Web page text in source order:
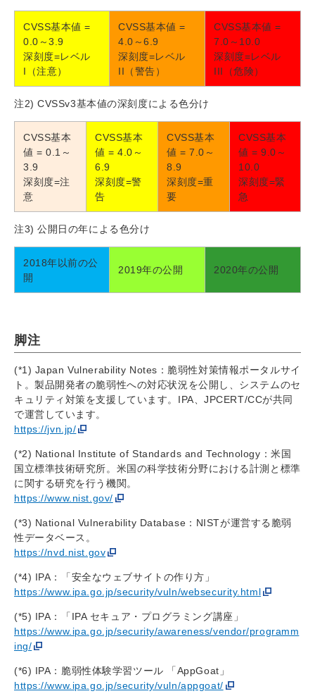
CVSS基本値 =
0.0～3.9
深刻度=レベル
I（注意）
CVSS基本値 =
4.0～6.9
深刻度=レベル
II（警告）
CVSS基本値 =
7.0～10.0
深刻度=レベル
III（危険）
注2) CVSSv3基本値の深刻度による色分け
CVSS基本
値 = 0.1～
3.9
深刻度=注
意
CVSS基本
値 = 4.0～
6.9
深刻度=警
告
CVSS基本
値 = 7.0～
8.9
深刻度=重
要
CVSS基本
値 = 9.0～
10.0
深刻度=緊
急
注3) 公開日の年による色分け
2018年以前の公
開
2019年の公開 2020年の公開
脚注
(*1) Japan Vulnerability Notes：脆弱性対策情報ポータルサイ
ト。製品開発者の脆弱性への対応状況を公開し、システムのセ
キュリティ対策を支援しています。IPA、JPCERT/CCが共同
で運営しています。
https://jvn.jp/
(*2) National Institute of Standards and Technology：米国
国立標準技術研究所。米国の科学技術分野における計測と標準
に関する研究を行う機関。
https://www.nist.gov/
(*3) National Vulnerability Database：NISTが運営する脆弱
性データベース。
https://nvd.nist.gov
(*4) IPA：「安全なウェブサイトの作り方」
https://www.ipa.go.jp/security/vuln/websecurity.html
(*5) IPA：「IPA セキュア・プログラミング講座」
https://www.ipa.go.jp/security/awareness/vendor/programm
ing/
(*6) IPA：脆弱性体験学習ツール 「AppGoat」
https://www.ipa.go.jp/security/vuln/appgoat/